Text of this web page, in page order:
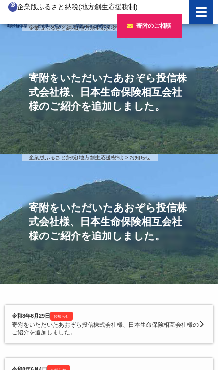
企業版ふるさと納税(地方創生応援税制)
寄附対象事業 茨城県のご紹介 企業版ふるさと納税とは 寄附のご相談
企業版ふるさと納税とは
企業版ふるさと納税(人材派遣型)
寄附をいただいた企業様
新しい豊かさを推進する事業
新しい安心安全を推進する事業
新しい人財育成を推進する事業
新しい夢・希望を推進する事業
事業検索フォーム
茨城県のご紹介
茨城のポテンシャル
「新しい茨城」への4つのチャレンジ
寄附をいただいた企業様
令和7年度寄附企業一覧
令和6年度寄附企業一覧
令和5年度寄附企業一覧
令和4年度寄附企業一覧
令和3年度寄附企業一覧
令和2年度寄附企業一覧
企業版ふるさと納税(地方創生応援税制) >お知らせ
寄附をいただいたあおぞら投信株
式会社様、日本生命保険相互会社
様のご紹介を追加しました。
企業版ふるさと納税(地方創生応援税制) > お知らせ
寄附をいただいたあおぞら投信株
式会社様、日本生命保険相互会社
様のご紹介を追加しました。
令和8年6月29日 お知らせ
寄附をいただいたあおぞら投信株式会社様、日本生命保険相互会社様の
ご紹介を追加しました。